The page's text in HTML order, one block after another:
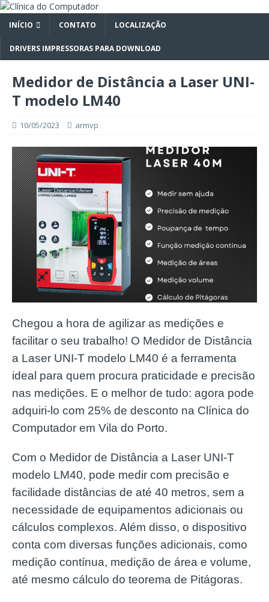
INÍCIO CONTATO LOCALIZAÇÃO
DRIVERS IMPRESSORAS PARA DOWNLOAD
Medidor de Distância a Laser UNI-
T modelo LM40
10/05/2023 armvp
Chegou a hora de agilizar as medições e
facilitar o seu trabalho! O Medidor de Distância
a Laser UNI-T modelo LM40 é a ferramenta
ideal para quem procura praticidade e precisão
nas medições. E o melhor de tudo: agora pode
adquiri-lo com 25% de desconto na Clínica do
Computador em Vila do Porto.
Com o Medidor de Distância a Laser UNI-T
modelo LM40, pode medir com precisão e
facilidade distâncias de até 40 metros, sem a
necessidade de equipamentos adicionais ou
cálculos complexos. Além disso, o dispositivo
conta com diversas funções adicionais, como
medição contínua, medição de área e volume,
até mesmo cálculo do teorema de Pitágoras.